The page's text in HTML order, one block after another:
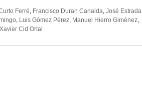
Ferré, Francisco Duran Canalda, José Estrada
, Luis Gómez Pérez, Manuel Hierro Giménez,
Xavier Cid Ortal